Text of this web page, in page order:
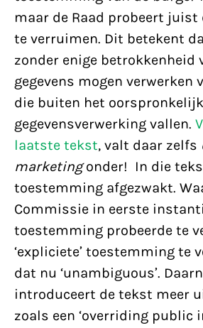
maar de Raad probeert
te verruimen. Dit betekent
zonder enige betrokkenheid
gegevens mogen verwerken
die buiten het
gegevensverwerking vallen.
laatste tekst, valt daar zelfs
marketingonder! In die
toestemming afgezwakt.
Commissie in eerste
toestemming probeerde te
‘expliciete’ toestemming te
dat nu ‘unambiguous’.
introduceert de tekst meer
zoals een ‘overriding public